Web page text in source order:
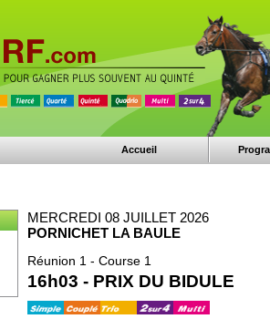
Accueil
MERCREDI 08 JUILLET 2026
PORNICHET LA BAULE
Réunion 1 - Course 1
16h03 - PRIX DU BIDULE